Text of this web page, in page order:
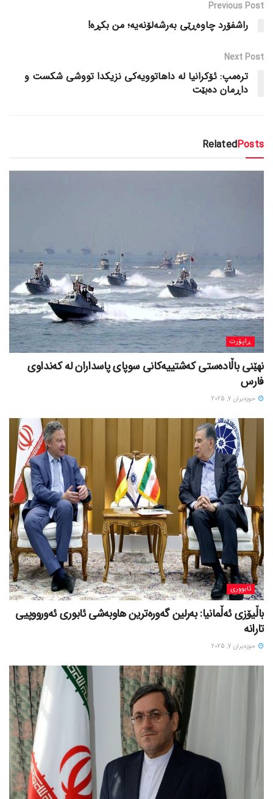
Previous Post
راشفۆرد چاوەڕێی بەرشەلۆنەیە؛ من بکڕە!
Next Post
ترەمپ: ئۆکرانیا لە داهاتوویەکی نزیکدا تووشی شکست و
داڕمان دەبێت
RelatedPosts
ڕاپۆرت
نهێنی باڵادەستی کەشتییەکانی سوپای پاسداران لە کەنداوی
فارس
حوزه‌یران 7, 2025
ئابووری
باڵیۆزی ئەڵمانیا: بەرلین گەورەترین هاوبەشی ئابوری ئەورووپیی
تارانە
حوزه‌یران 7, 2025